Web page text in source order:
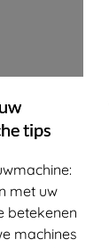
tips
met uw
betekenen
machines